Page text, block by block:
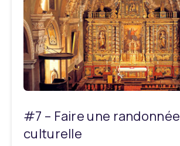
#7 – Faire une randonnée
culturelle